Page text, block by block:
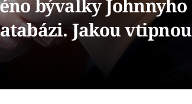
bývalky Johnnyho
Jakou vtipnou